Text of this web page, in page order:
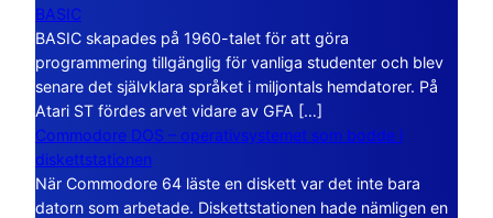
BASIC
BASIC skapades på 1960-talet för att göra
programmering tillgänglig för vanliga studenter och blev
senare det självklara språket i miljontals hemdatorer. På
Atari ST fördes arvet vidare av GFA […]
Commodore DOS – operativsystemet som bodde i
diskettstationen
När Commodore 64 läste en diskett var det inte bara
datorn som arbetade. Diskettstationen hade nämligen en